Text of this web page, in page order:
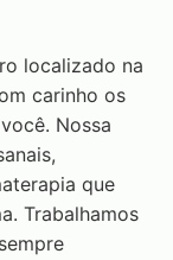
localizado na
carinho os
Nossa
que
Trabalhamos